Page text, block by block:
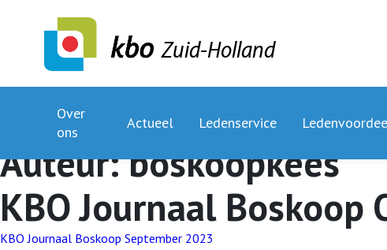
Zuid-Holland
Over
ons
Actueel Ledenservice
Auteur:boskoopkees
KBO Journaal Boskoop
KBO Journaal Boskoop September 2023